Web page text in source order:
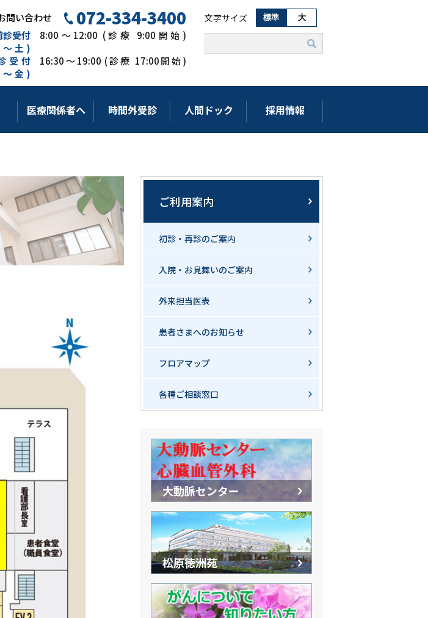
問い合わせ 072-334-3400
診受付
土)
8:00～12:00 (診療 9:00開始)
受付
金)
16:30～19:00 (診療 17:00開始)
文字サイズ 標準 大
医療関係者へ 時間外受診 人間ドック 採用情報
ご利用案内
初診・再診のご案内
入院・お見舞いのご案内
外来担当医表
患者さまへのお知らせ
フロアマップ
各種ご相談窓口
大動脈センター
松原徳洲苑